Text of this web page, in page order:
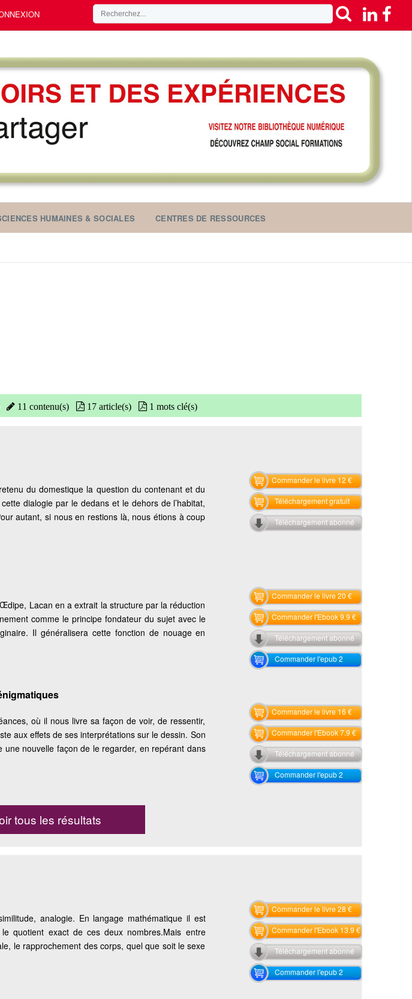
HUMAINES & SOCIALES CENTRES DE RESSOURCES
11 contenu(s) 17 article(s) 1 mots clé(s)
du domestique la question du contenant et du
dialogie par le dedans et le dehors de l’habitat,
autant, si nous en restions là, nous étions à coup
Commander le livre 12 €
Téléchargement gratuit
Téléchargement abonné
Lacan en a extrait la structure par la réduction
comme le principe fondateur du sujet avec le
Il généralisera cette fonction de nouage en
Commander le livre 20 €
Commander l'Ebook 9.9 €
Téléchargement abonné
Commander l'epub 2
où il nous livre sa façon de voir, de ressentir,
aux effets de ses interprétations sur le dessin. Son
nouvelle façon de le regarder, en repérant dans
Commander le livre 16 €
Commander l'Ebook 7.9 €
Téléchargement abonné
Commander l'epub 2
tous les résultats
analogie. En langage mathématique il est
quotient exact de ces deux nombres.Mais entre
le rapprochement des corps, quel que soit le sexe
Commander le livre 28 €
Commander l'Ebook 13.9 €
Téléchargement abonné
Commander l'epub 2